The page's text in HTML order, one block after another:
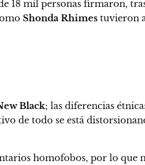
18 mil personas firmaron,
Shonda Rhimes tuvieron
Black; las diferencias
de todo se está
homofobos, por lo que